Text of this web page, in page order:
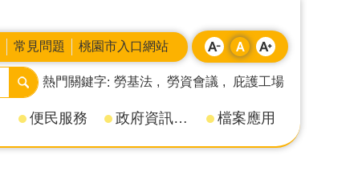
常見問題 桃園市入口網站
熱門關鍵字 勞基法 勞資會議 庇護工場
便民服務 政府資訊公開 檔案應用